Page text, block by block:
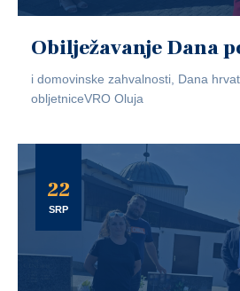
Obilježavanje Dana
i domovinske zahvalnosti, Dana
obljetniceVRO Oluja
22
SRP